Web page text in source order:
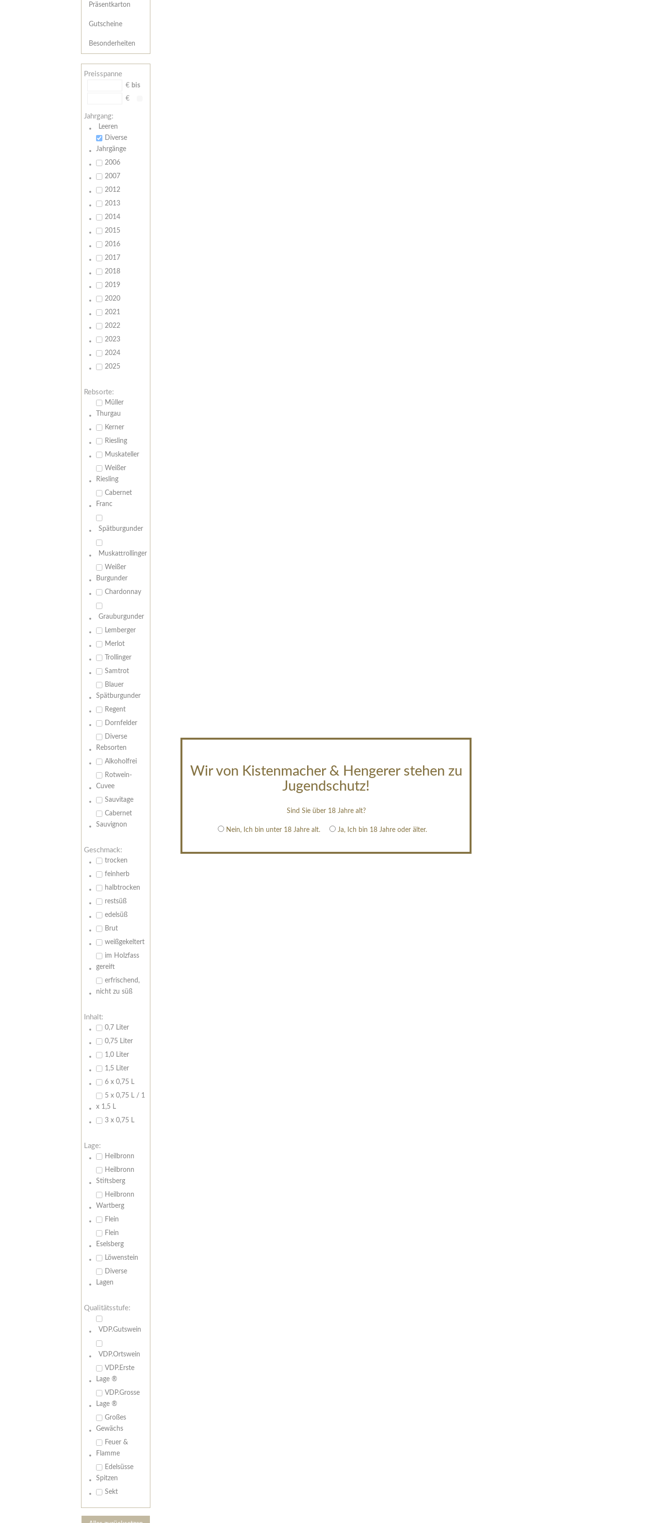
Wir von Kistenmacher & Hengerer stehen zu
Jugendschutz!
Sind Sie über 18 Jahre alt?
Nein, Ich bin unter 18 Jahre alt. Ja, Ich bin 18 Jahre oder älter.
Präsentkarton
Gutscheine
Besonderheiten
Preisspanne
€ bis
€
Jahrgang:
Leeren
Diverse
Jahrgänge
2006
2007
2012
2013
2014
2015
2016
2017
2018
2019
2020
2021
2022
2023
2024
2025
Rebsorte:
Müller
Thurgau
Kerner
Riesling
Muskateller
Weißer
Riesling
Cabernet
Franc
Spätburgunder
Muskattrollinger
Weißer
Burgunder
Chardonnay
Grauburgunder
Lemberger
Merlot
Trollinger
Samtrot
Blauer
Spätburgunder
Regent
Dornfelder
Diverse
Rebsorten
Alkoholfrei
Rotwein-
Cuvee
Sauvitage
Cabernet
Sauvignon
Geschmack:
trocken
feinherb
halbtrocken
restsüß
edelsüß
Brut
weißgekeltert
im Holzfass
gereift
erfrischend,
nicht zu süß
Inhalt:
0,7 Liter
0,75 Liter
1,0 Liter
1,5 Liter
6 x 0,75 L
5 x 0,75 L / 1
x 1,5 L
3 x 0,75 L
Lage:
Heilbronn
Heilbronn
Stiftsberg
Heilbronn
Wartberg
Flein
Flein
Eselsberg
Löwenstein
Diverse
Lagen
Qualitätsstufe:
VDP.Gutswein
VDP.Ortswein
VDP.Erste
Lage ®
VDP.Grosse
Lage ®
Großes
Gewächs
Feuer &
Flamme
Edelsüsse
Spitzen
Sekt